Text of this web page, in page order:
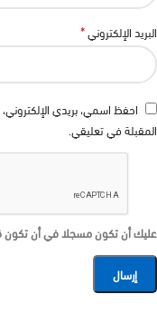
البريد الإلكتروني*
احفظ اسمي، بريدي
المقبلة في تعليقي.
عليك أن تكون مسجلا في أن تكون